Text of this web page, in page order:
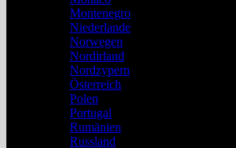
Montenegro
Niederlande
Norwegen
Nordirland
Nordzypern
Österreich
Polen
Portugal
Rumänien
Russland